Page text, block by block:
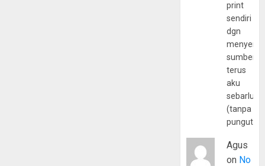
print
sendiri
dgn
sumber
terus
aku
(tanpa
Agus
on No